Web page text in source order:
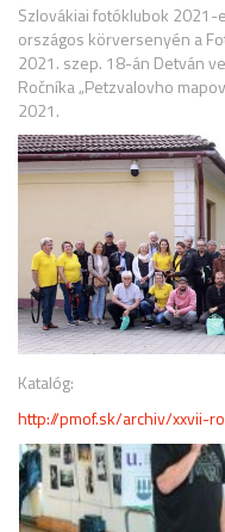
Szlovákiai fotóklubok 2021-
országos körversenyén a
2021. szep. 18-án Detván
Ročníka „Petzvalovho
2021.
Katalóg:
http://pmof.sk/archiv/xxvii-